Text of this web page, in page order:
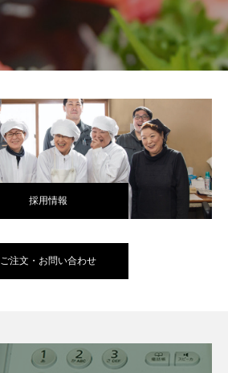
採用情報
ご注文・お問い合わせ